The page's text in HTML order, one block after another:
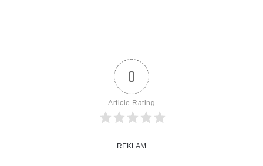
0
Article Rating
REKLAM